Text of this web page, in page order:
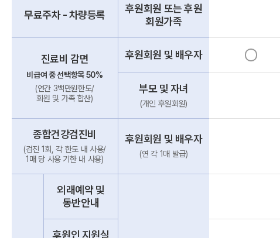
무료주차 - 차량등록
후원회원 또는 후원
회원가족
진료비 감면
비급여 중 선택항목 50%
(연간 3백만원한도/
회원 및 가족 합산)
후원회원 및 배우자
부모 및 자녀
(개인 후원회원)
종합건강검진비
(검진 1회, 각 한도 내 사용/
1매 당 사용 기한 내 사용)
후원회원 및 배우자
(연 각 1매 발급)
외래예약 및
동반안내
후원인 지원실